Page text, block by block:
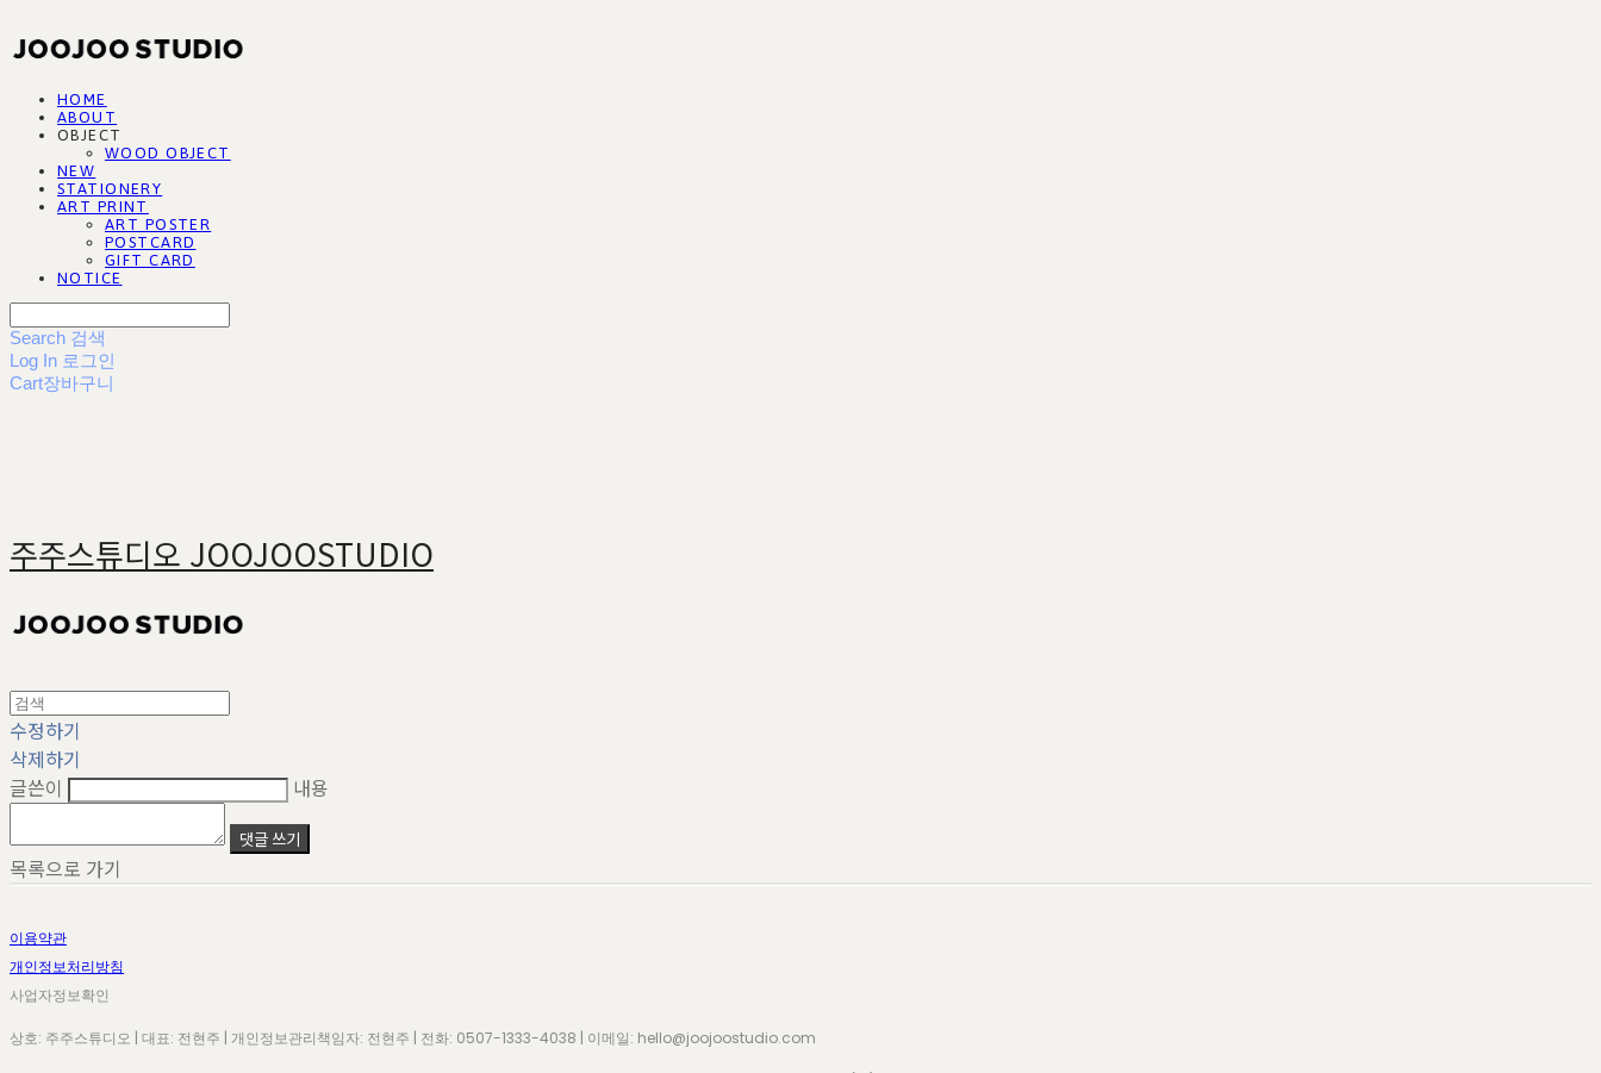
HOME
ABOUT
OBJECT
WOOD OBJECT
NEW
STATIONERY
ART PRINT
ART POSTER
POSTCARD
GIFT CARD
NOTICE
Search 검색
Log In 로그인
Cart장바구니
주주스튜디오 JOOJOOSTUDIO
수정하기
삭제하기
글쓴이
내용
댓글 쓰기
목록으로 가기
이용약관
개인정보처리방침
사업자정보확인
상호: 주주스튜디오 | 대표: 전현주 | 개인정보관리책임자: 전현주 | 전화: 0507-1333-4038 | 이메일: hello@joojoostudio.com